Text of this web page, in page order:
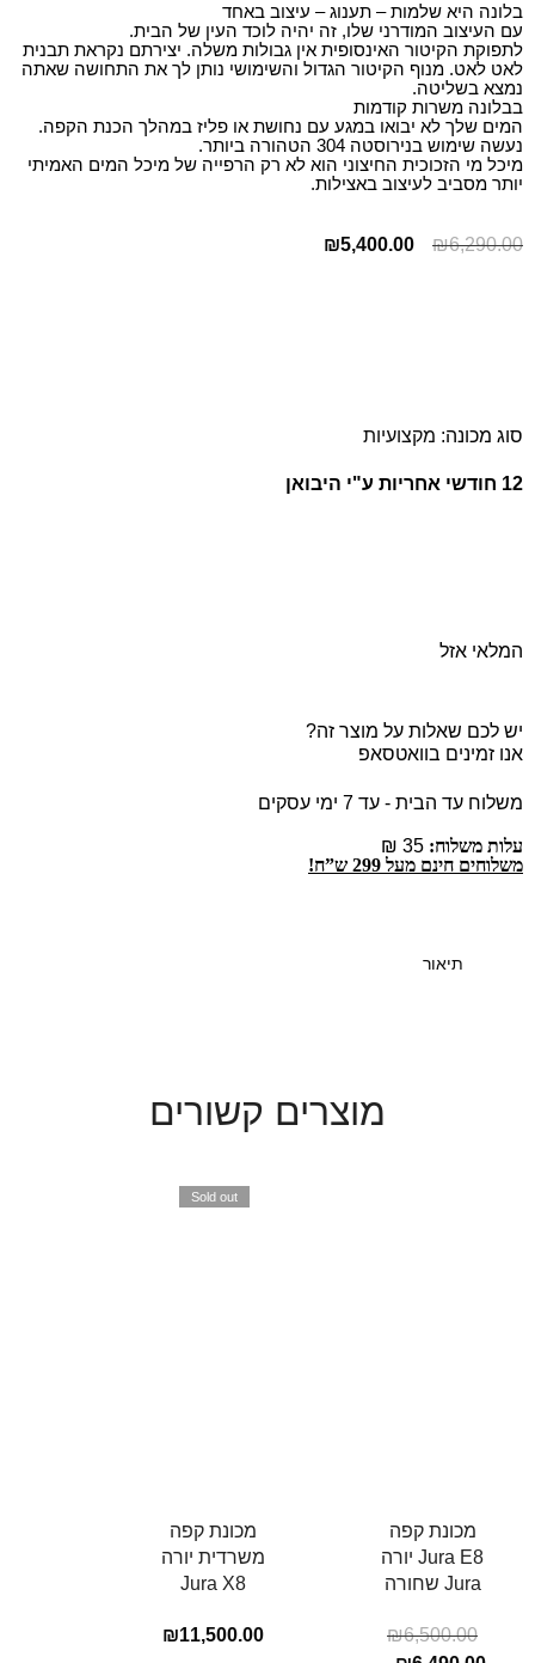
בלונה היא שלמות – תענוג – עיצוב באחד
עם העיצוב המודרני שלו, זה יהיה לוכד העין של הבית.
לתפוקת הקיטור האינסופית אין גבולות משלה. יצירתם נקראת תבנית
לאט לאט. מנוף הקיטור הגדול והשימושי נותן לך את התחושה שאתה
נמצא בשליטה.
בבלונה משרות קודמות
המים שלך לא יבואו במגע עם נחושת או פליז במהלך הכנת הקפה.
נעשה שימוש בנירוסטה 304 הטהורה ביותר.
מיכל מי הזכוכית החיצוני הוא לא רק הרפייה של מיכל המים האמיתי
יותר מסביב לעיצוב באצילות.
₪6,290.00
₪5,400.00
סוג מכונה: מקצועיות
12 חודשי אחריות ע"י היבואן
המלאי אזל
יש לכם שאלות על מוצר זה?
אנו זמינים בוואטסאפ
משלוח עד הבית - עד 7 ימי עסקים
עלות משלוח:
משלוחים חינם מעל 299 ש”ח!
תיאור
מוצרים קשורים
מכונת קפה
Jura E8 יורה
Jura שחורה
₪6,500.00
Sold out
מכונת קפה
משרדית יורה
Jura X8
₪11,500.00